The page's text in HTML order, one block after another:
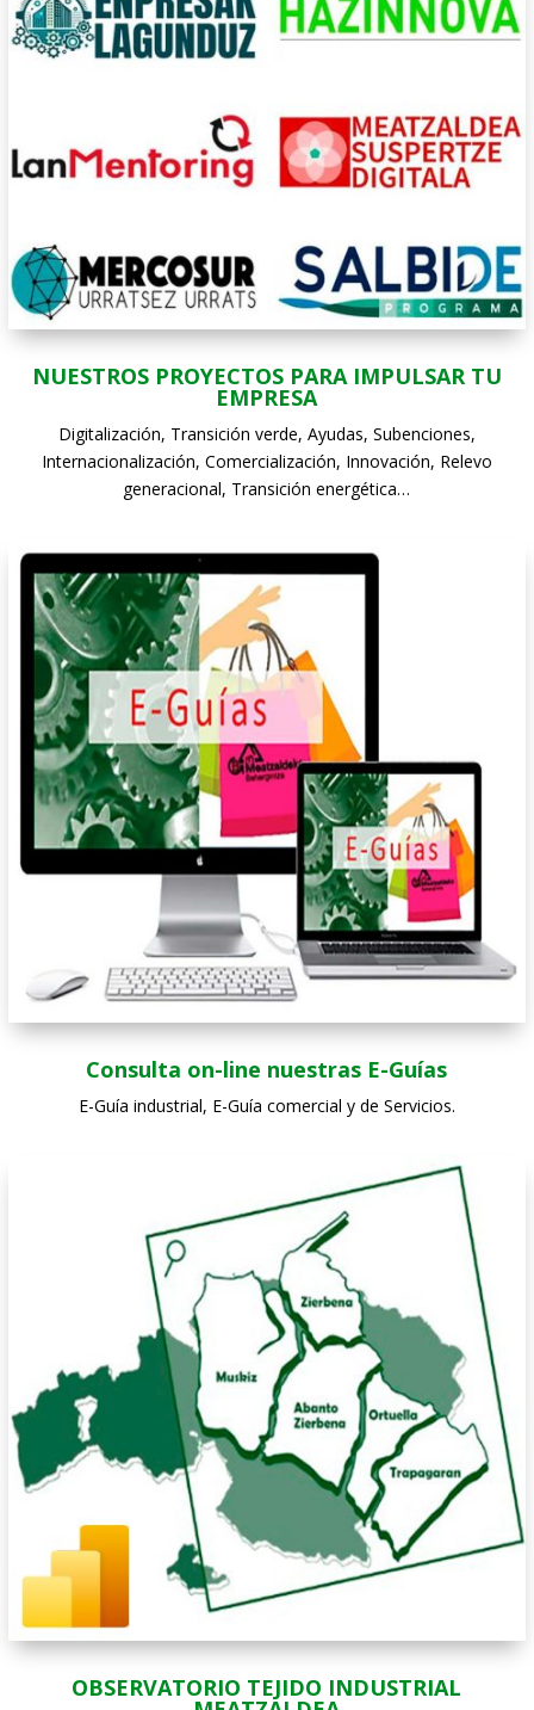
NUESTROS PROYECTOS PARA IMPULSAR TU
EMPRESA
Digitalización, Transición verde, Ayudas, Subenciones,
Internacionalización, Comercialización, Innovación, Relevo
generacional, Transición energética…
Consulta on-line nuestras E-Guías
E-Guía industrial, E-Guía comercial y de Servicios.
OBSERVATORIO TEJIDO INDUSTRIAL